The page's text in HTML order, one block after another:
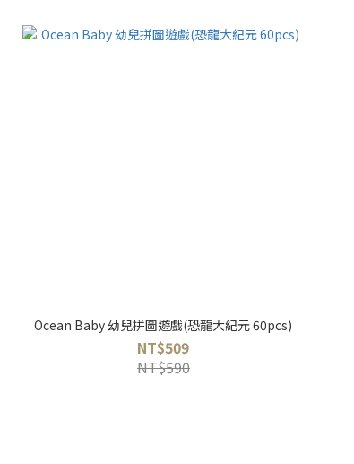
Ocean Baby 幼兒拼圖遊戲(恐龍大紀元 60pcs)
NT$509
NT$590